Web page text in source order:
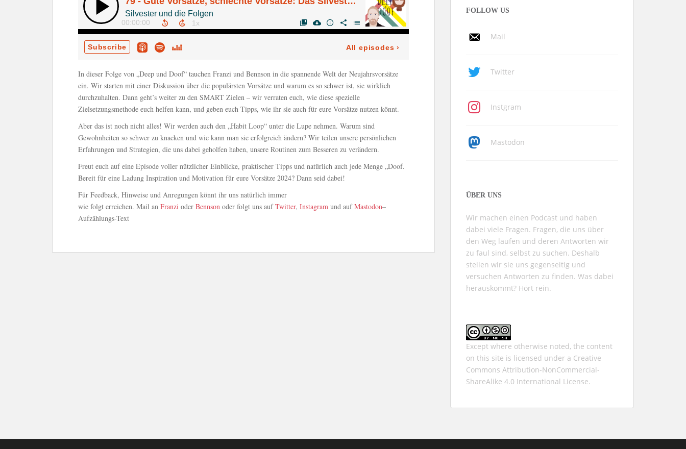
In dieser Folge von „Deep und Doof“ tauchen Franzi und Bennson in die spannende Welt der Neujahrsvorsätze
ein. Wir starten mit einer Diskussion über die populärsten Vorsätze und warum es so schwer ist, sie wirklich
durchzuhalten. Dann geht’s weiter zu den SMART Zielen – wir verraten euch, wie diese spezielle
Zielsetzungsmethode euch helfen kann, und geben euch Tipps, wie ihr sie auch für eure Vorsätze nutzen könnt.
Aber das ist noch nicht alles! Wir werden auch den „Habit Loop“ unter die Lupe nehmen. Warum sind
Gewohnheiten so schwer zu knacken und wie kann man sie erfolgreich ändern? Wir teilen unsere persönlichen
Erfahrungen und Strategien, die uns dabei geholfen haben, unsere Routinen zum Besseren zu verändern.
Freut euch auf eine Episode voller nützlicher Einblicke, praktischer Tipps und natürlich auch jede Menge „Doof.
Bereit für eine Ladung Inspiration und Motivation für eure Vorsätze 2024? Dann seid dabei!
Für Feedback, Hinweise und Anregungen könnt ihr uns natürlich immer
wie folgt erreichen. Mail an Franzi oder Bennson oder folgt uns aufTwitter, Instagram und aufMastodon–
Aufzählungs-Text
FOLLOW US
Mail
Twitter
Instgram
Mastodon
ÜBER UNS
Wir machen einen Podcast und haben
dabei viele Fragen. Fragen, die uns über
den Weg laufen und deren Antworten wir
zu faul sind, selbst zu suchen. Deshalb
stellen wir sie uns gegenseitig und
versuchen Antworten zu finden. Was dabei
herauskommt? Hört rein.
Except where otherwise noted, the content
on this site is licensed under a Creative
Commons Attribution-NonCommercial-
ShareAlike 4.0 International License.